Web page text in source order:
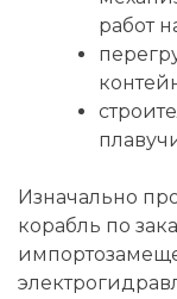
работ
Изначально
корабль по